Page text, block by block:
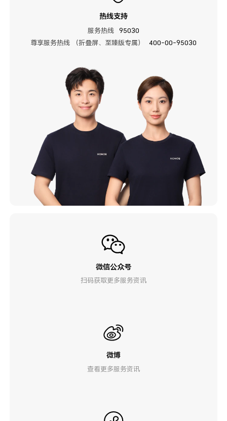
热线支持
服务热线
95030
尊享服务热线 （折叠屏、至臻版专属）
400-00-95030
微信公众号
扫码获取更多服务资讯
微博
查看更多服务资讯